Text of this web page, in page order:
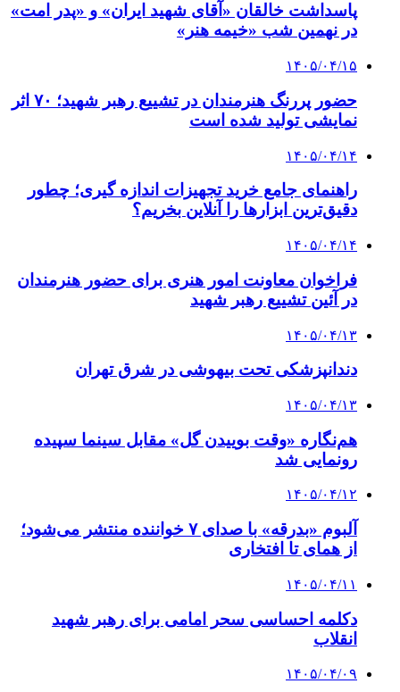
پاسداشت خالقان «آقای شهید ایران» و «پدر امت»
در نهمین شب «خیمه هنر»
۱۴۰۵/۰۴/۱۵
حضور پررنگ هنرمندان در تشییع رهبر شهید؛ ۷۰ اثر
نمایشی تولید شده است
۱۴۰۵/۰۴/۱۴
راهنمای جامع خرید تجهیزات اندازه گیری؛ چطور
دقیق‌ترین ابزارها را آنلاین بخریم؟
۱۴۰۵/۰۴/۱۴
فراخوان معاونت امور هنری برای حضور هنرمندان
در آئین تشییع رهبر شهید
۱۴۰۵/۰۴/۱۳
دندانپزشکی تحت بیهوشی در شرق تهران
۱۴۰۵/۰۴/۱۳
هم‌نگاره «وقت بوییدن گل» مقابل سینما سپیده
رونمایی شد
۱۴۰۵/۰۴/۱۲
آلبوم «بدرقه» با صدای ۷ خواننده منتشر می‌شود؛
از همای تا افتخاری
۱۴۰۵/۰۴/۱۱
دکلمه‌ احساسی سحر امامی برای رهبر شهید
انقلاب
۱۴۰۵/۰۴/۰۹